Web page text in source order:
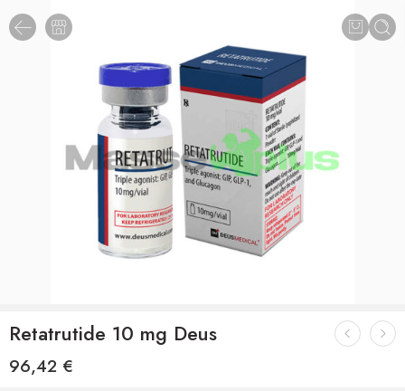
Retatrutide 10 mg Deus
96,42 €